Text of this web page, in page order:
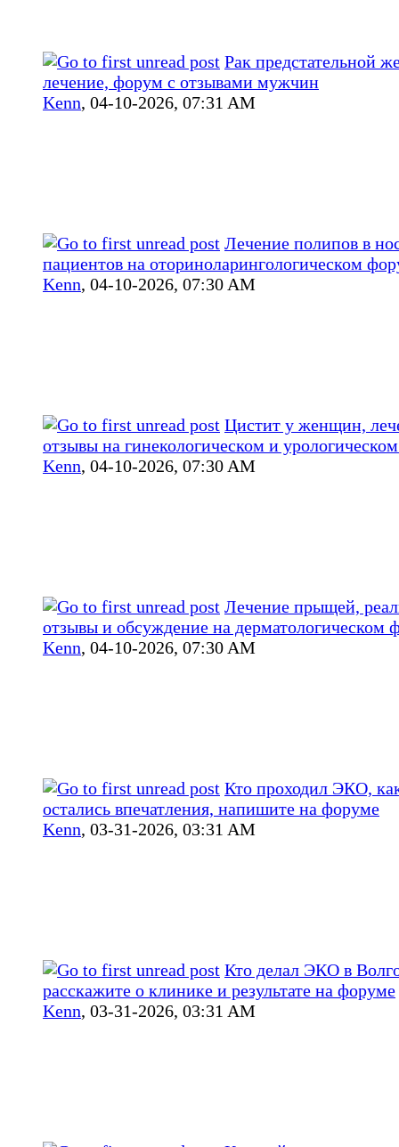
Рак предстательной
лечение, форум с отзывами мужчин
Kenn, 04-10-2026, 07:31 AM
Лечение полипов в
пациентов на оториноларингологическом
Kenn, 04-10-2026, 07:30 AM
Цистит у женщин,
отзывы на гинекологическом и
Kenn, 04-10-2026, 07:30 AM
Лечение прыщей,
отзывы и обсуждение на дерматологическом
Kenn, 04-10-2026, 07:30 AM
Кто проходил ЭКО,
остались впечатления, напишите на форуме
Kenn, 03-31-2026, 03:31 AM
Кто делал ЭКО в
расскажите о клинике и результате на форуме
Kenn, 03-31-2026, 03:31 AM